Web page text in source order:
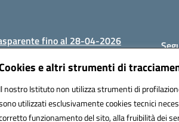
e altri strumenti di
Il nostro Istituto non utilizza strumenti di
utilizzati esclusivamente cookies tecnici
funzionamento del sito, alla fruibilità dei
fino al 28-04-2026